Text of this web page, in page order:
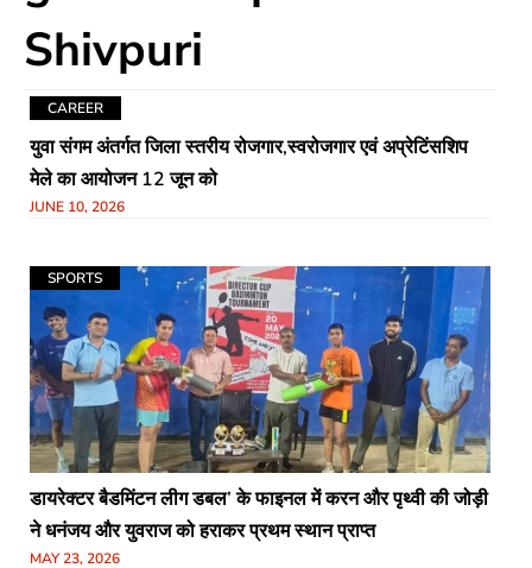
Shivpuri
CAREER
युवा संगम अंतर्गत जिला स्तरीय रोजगार,स्वरोजगार एवं अप्रेटिंसशिप
मेले का आयोजन 12 जून को
JUNE 10, 2026
SPORTS
डायरेक्टर बैडमिंटन लीग डबल’ के फाइनल में करन और पृथ्वी की जोड़ी
ने धनंजय और युवराज को हराकर प्रथम स्थान प्राप्त
MAY 23, 2026